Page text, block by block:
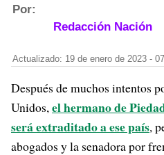
Por:
Redacción Nación
Actualizado: 19 de enero de 2023 -
Después de muchos intentos
Unidos,el hermano de
será extraditado a ese país,
abogados y la senadora por